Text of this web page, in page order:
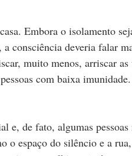
Embora o isolamento
a consciência deveria falar
muito menos, arriscar as
com baixa
e, de fato, algumas pessoas
o espaço do silêncio e a